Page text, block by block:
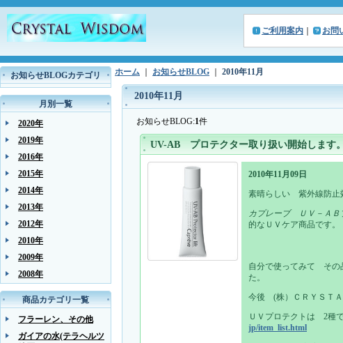
ご利用案内 お問
お知らせBLOGカテゴリ
月別一覧
2020年
2019年
2016年
2015年
2014年
2013年
2012年
2010年
2009年
2008年
商品カテゴリ一覧
フラーレン、その他
ガイアの水(テラヘルツ
ホーム お知らせBLOG 2010年11月
2010年11月
お知らせBLOG:1件
UV-AB プロテクター取り扱い開始します。
2010年11月09日
素晴らしい 紫外線防止
カプレーブ ＵＶ－ＡＢ
的なＵＶケア商品です。
自分で使ってみて その
た。
今後 (株）ＣＲＹＳＴ
ＵＶプロテクトは 2種
jp/item_list.html